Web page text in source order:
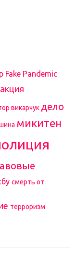
Fake Pandemic
акция
викарчук дело
микитен
смерть от
терроризм